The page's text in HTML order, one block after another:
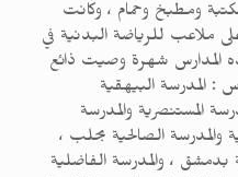
ومطبخ وحمام ، وكانت
ملاعب للرياضة البدنية في
المدارس شهرة وصيت ذائع
: المدرسة البيهقية
المستنصرية والمدرسة
والمدرسة الصالحية بحلب ،
بدمشق ، والمدرسة الفاضلية